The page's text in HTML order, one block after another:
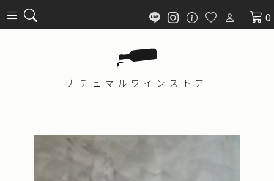
0
ナチュマル ワインストア